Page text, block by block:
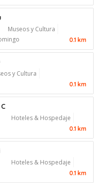
Museos y Cultura
0.1 km
y Cultura
0.1 km
Hoteles & Hospedaje
0.1 km
Hoteles & Hospedaje
0.1 km